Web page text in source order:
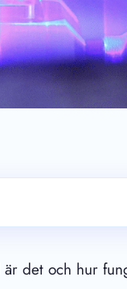
det och hur